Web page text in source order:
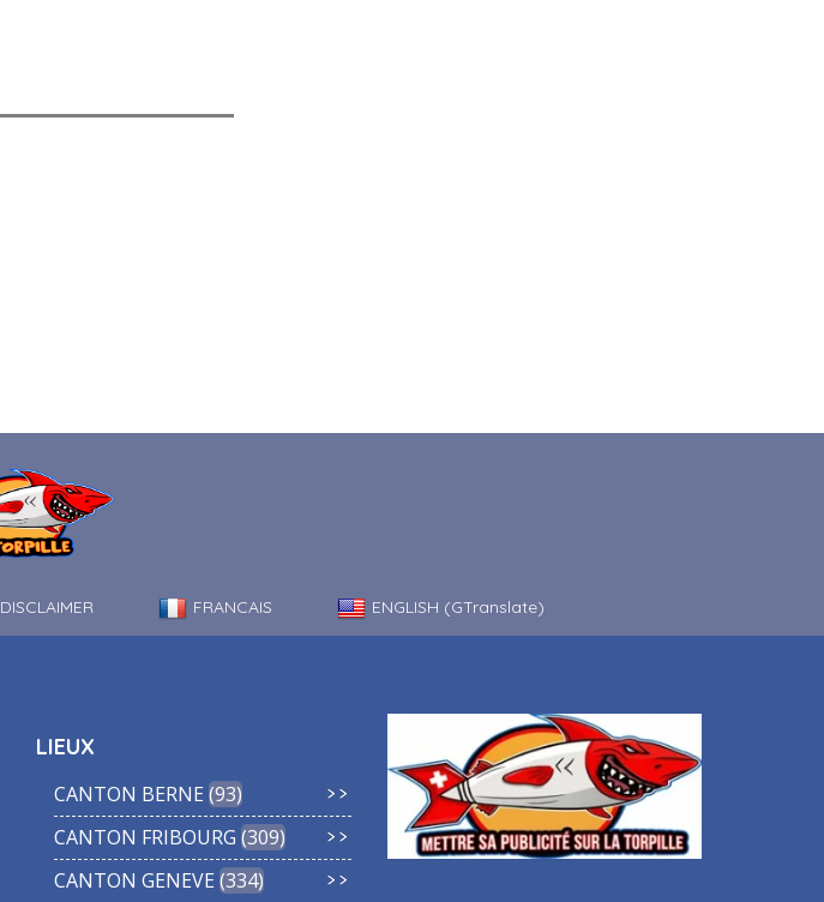
DISCLAIMER FRANCAIS ENGLISH (GTranslate)
LIEUX
CANTON BERNE 93
CANTON FRIBOURG 309
CANTON GENEVE 334